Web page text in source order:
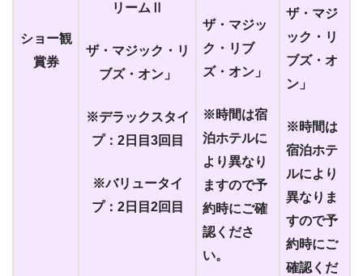
ショー観
賞券
リームⅡ
ザ・マジック・リ
ブズ・オン」
※デラックスタイ
プ：2日目3回目
※バリュータイ
プ：2日目2回目
ザ・マジッ
ク・リブ
ズ・オン」
※時間は宿
泊ホテルに
より異なり
ますので予
約時にご確
認くださ
い。
ザ・マジ
ック・リ
ブズ・オ
ン」
※時間は
宿泊ホテ
ルにより
異なりま
すので予
約時にご
確認くだ